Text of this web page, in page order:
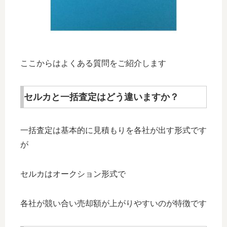
ここからはよくある質問をご紹介します
セルカと一括査定はどう違いますか？
一括査定は基本的に見積もりを各社が出す形式です
が
セルカはオークション形式で
各社が競い合い売却額が上がりやすいのが特徴です